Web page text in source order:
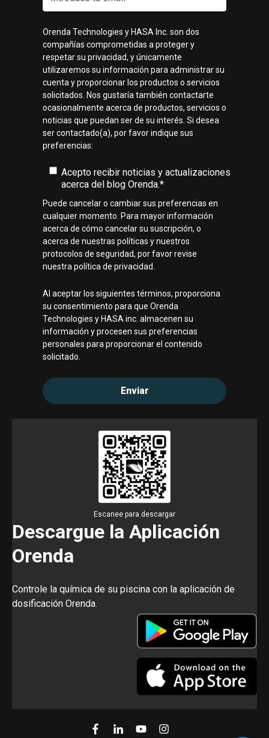
Orenda Technologies y HASA Inc. son dos
compañías comprometidas a proteger y
respetar su privacidad, y únicamente
utilizaremos su información para administrar su
cuenta y proporcionar los productos o servicios
solicitados. Nos gustaría también contactarte
ocasionalmente acerca de productos, servicios o
noticias que puedan ser de su interés. Si desea
ser contactado(a), por favor indique sus
preferencias:
Acepto recibir noticias y actualizaciones
acerca del blog Orenda.*
Puede cancelar o cambiar sus preferencias en
cualquier momento. Para mayor información
acerca de cómo cancelar su suscripción, o
acerca de nuestras políticas y nuestros
protocolos de seguridad, por favor revise
nuestra política de privacidad.
Al aceptar los siguientes términos, proporciona
su consentimiento para que Orenda
Technologies y HASA inc. almacenen su
información y procesen sus preferencias
personales para proporcionar el contenido
solicitado.
Escanee para descargar
Descargue la Aplicación
Orenda
Controle la química de su piscina con la aplicación de
dosificación Orenda.